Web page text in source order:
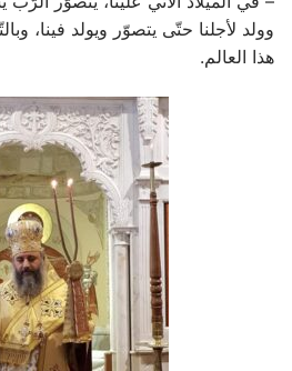
وولد لأجلنا حتّى يتصوّر ويولد فينا،
هذا العالم.